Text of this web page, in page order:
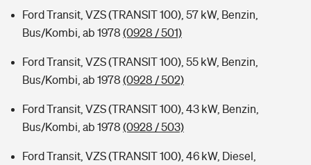
Ford Transit, VZS (TRANSIT 100), 57 kW, Benzin,
Bus/Kombi, ab 1978 (0928 / 501)
Ford Transit, VZS (TRANSIT 100), 55 kW, Benzin,
Bus/Kombi, ab 1978 (0928 / 502)
Ford Transit, VZS (TRANSIT 100), 43 kW, Benzin,
Bus/Kombi, ab 1978 (0928 / 503)
Ford Transit, VZS (TRANSIT 100), 46 kW, Diesel,